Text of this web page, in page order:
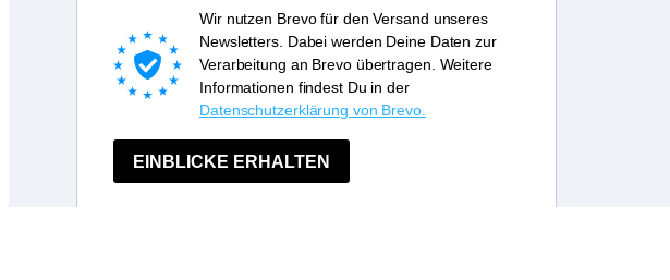
Wir nutzen Brevo für den Versand unseres
Newsletters. Dabei werden Deine Daten zur
Verarbeitung an Brevo übertragen. Weitere
Informationen findest Du in der
Datenschutzerklärung von Brevo.
EINBLICKE ERHALTEN